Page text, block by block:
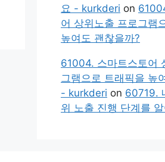
요 - kurkderi on
어 상위노출 프로그램
높여도 괜찮을까?
61004. 스마트스토어
그램으로 트래픽을 높
- kurkderi on 60719.
위 노출 진행 단계를